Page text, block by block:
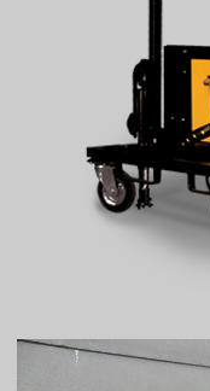
Show larger version